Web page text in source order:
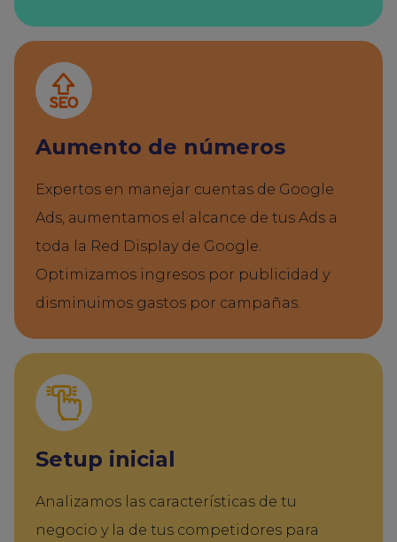
Aumento de números
Expertos en manejar cuentas de Google
Ads, aumentamos el alcance de tus Ads a
toda la Red Display de Google.
Optimizamos ingresos por publicidad y
disminuimos gastos por campañas.
Setup inicial
Analizamos las características de tu
negocio y la de tus competidores para